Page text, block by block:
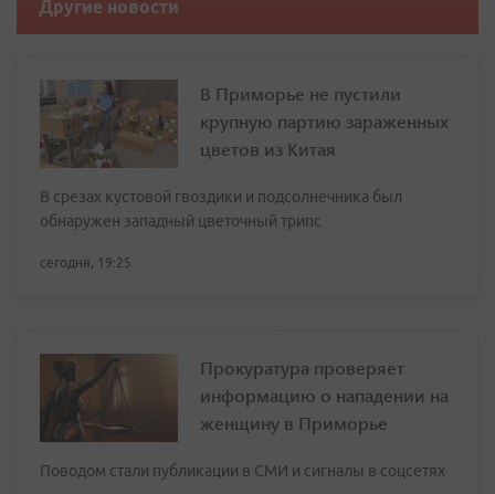
Другие новости
В Приморье не пустили
крупную партию зараженных
цветов из Китая
В срезах кустовой гвоздики и подсолнечника был
обнаружен западный цветочный трипс
сегодня, 19:25
Прокуратура проверяет
информацию о нападении на
женщину в Приморье
Поводом стали публикации в СМИ и сигналы в соцсетях